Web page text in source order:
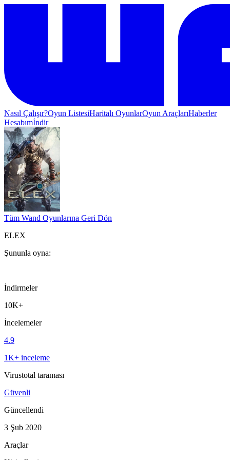
Nasıl Çalışır?Oyun ListesiHaritalı OyunlarOyun AraçlarıHaberler
Hesabımİndir
Tüm Wand Oyunlarına Geri Dön
ELEX
Şununla oyna:
İndirmeler
10K+
İncelemeler
4.9
1K+ inceleme
Virustotal taraması
Güvenli
Güncellendi
3 Şub 2020
Araçlar